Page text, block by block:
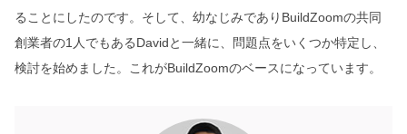
ることにしたのです。そして、幼なじみでありBuildZoomの共同
創業者の1人でもあるDavidと一緒に、問題点をいくつか特定し、
検討を始めました。これがBuildZoomのベースになっています。